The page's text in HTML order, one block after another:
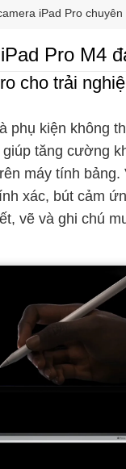
iPad Pro chuyên
Pro M4
cho trải
phụ kiện không
tăng cường
máy tính bảng.
xác, bút cảm
vẽ và ghi chú